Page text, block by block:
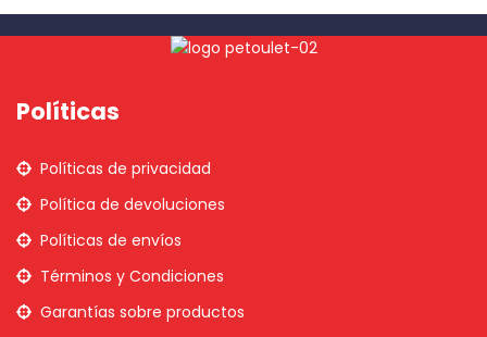
Políticas
Políticas de privacidad
Política de devoluciones
Políticas de envíos
Términos y Condiciones
Garantías sobre productos